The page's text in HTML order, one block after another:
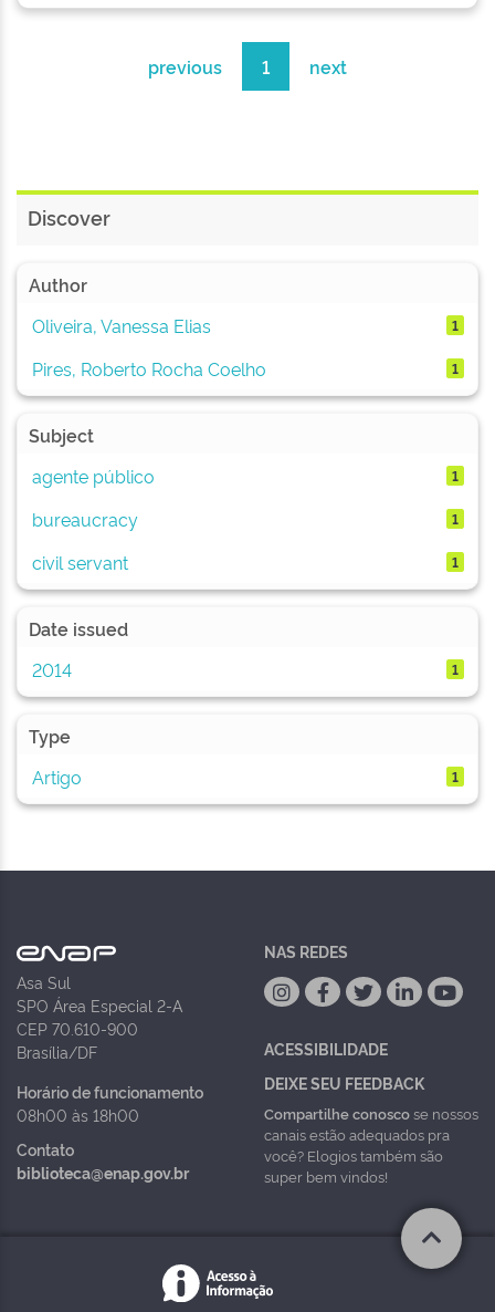
previous 1 next
Discover
Author
Oliveira, Vanessa Elias
1
Pires, Roberto Rocha Coelho 1
Subject
agente público
1
bureaucracy 1
civil servant 1
Date issued
2014
1
Type
Artigo
1
Asa Sul
SPO Área Especial 2-A
CEP 70.610-900
Brasília/DF
Horário de funcionamento
08h00 às 18h00
Contato
biblioteca@enap.gov.br
NAS REDES
ACESSIBILIDADE
DEIXE SEU FEEDBACK
Compartilhe conoscose nossos
canais estão adequados pra
você? Elogios também são
super bem vindos!